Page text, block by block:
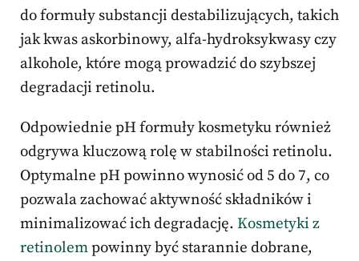
do formuły substancji destabilizujących, takich
jak kwas askorbinowy, alfa-hydroksykwasy czy
alkohole, które mogą prowadzić do szybszej
degradacji retinolu.
Odpowiednie pH formuły kosmetyku również
odgrywa kluczową rolę w stabilności retinolu.
Optymalne pH powinno wynosić od 5 do 7, co
pozwala zachować aktywność składników i
minimalizować ich degradację. Kosmetyki z
retinolempowinny być starannie dobrane,